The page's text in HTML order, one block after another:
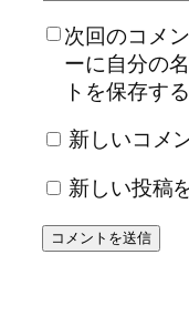
次回のコメ
ーに自分の
トを保存する
新しいコメ
新しい投稿